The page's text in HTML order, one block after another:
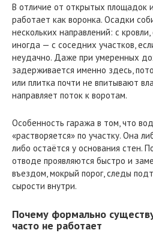
В отличие от открытых площадок
работает как воронка. Осадки
нескольких направлений: с
иногда — с соседних участков,
неудачно. Даже при умеренных
задерживается именно здесь,
или плитка почти не впитывают
направляет поток к воротам.
Особенность гаража в том, что
«растворяется» по участку. Она
либо остаётся у основания стен.
отводе проявляются быстро и
въездом, мокрый порог, следы
сырости внутри.
Почему формально
часто не работает